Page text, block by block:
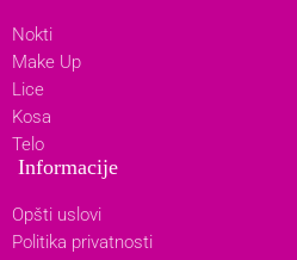
Nokti
Make Up
Lice
Kosa
Telo
Informacije
Opšti uslovi
Politika privatnosti